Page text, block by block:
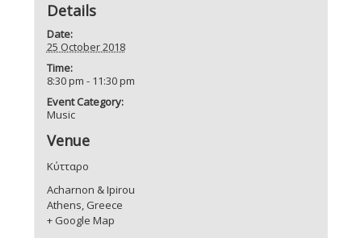
Details
Date:
25 October 2018
Time:
8:30 pm - 11:30 pm
Event Category:
Music
Venue
Κύτταρο
Acharnon & Ipirou
Athens, Greece
+ Google Map